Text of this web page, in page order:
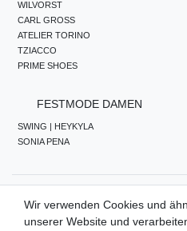
WILVORST
CARL GROSS
ATELIER TORINO
TZIACCO
PRIME SHOES
FESTMODE DAMEN
SWING | HEYKYLA
SONIA PENA
Wir verwenden Cookies und
unserer Website und